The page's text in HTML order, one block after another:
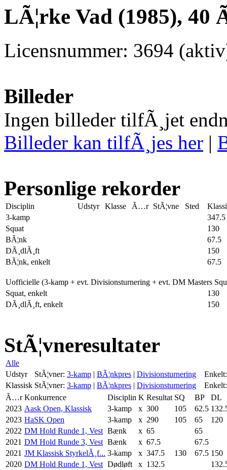
LÃ¦rke Vad (1985), 40
Licensnummer: 3694
Billeder
Ingen billeder tilfÃ¸jet
Billeder kan tilfÃ¸jes her |
Personlige rekorder
Disciplin Udstyr Klasse Ã…r StÃ¦vne Sted
3-kamp
347.5
Squat
130
BÃ¦nk
67.5
DÃ¸dlÃ¸ft
150
BÃ¦nk, enkelt
67.5
Uofficielle (3-kamp + evt. Divisionsturnering + evt. DM Masters
Squat, enkelt
130
DÃ¸dlÃ¸ft, enkelt
150
StÃ¦vneresultater
Alle
Udstyr
StÃ¦vner: 3-kamp | BÃ¦nkpres | Divisionsturnering
Enkelt:
Klassisk StÃ¦vner: 3-kamp | BÃ¦nkpres | Divisionsturnering
Enkelt:
Ã…r Konkurrence Disciplin K Resultat SQ BP
DL
2023 Aask Open, Klassisk 3-kamp x 300 105 62.5
2023 HaSK Open 3-kamp x 290 105 65
120
2022 DM Hold Runde 1, Vest Bænk x 65
65
2021 DM Hold Runde 3, Vest Bænk x 67.5
67.5
2021 JM Klassisk StyrkelÃ¸f... 3-kamp x 347.5 130 67.5 150
2020 DM Hold Runde 1, Vest Dødløft x 132.5